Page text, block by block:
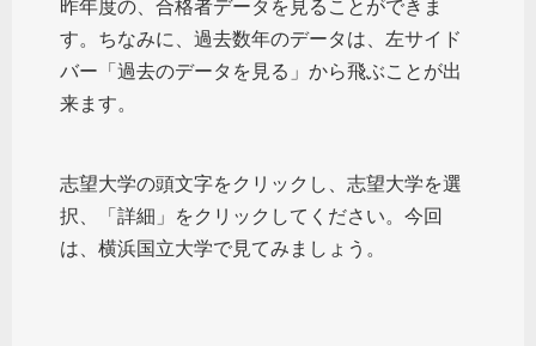
昨年度の、合格者データを見ることができま
す。ちなみに、過去数年のデータは、左サイド
バー「過去のデータを見る」から飛ぶことが出
来ます。
志望大学の頭文字をクリックし、志望大学を選
択、「詳細」をクリックしてください。今回
は、横浜国立大学で見てみましょう。